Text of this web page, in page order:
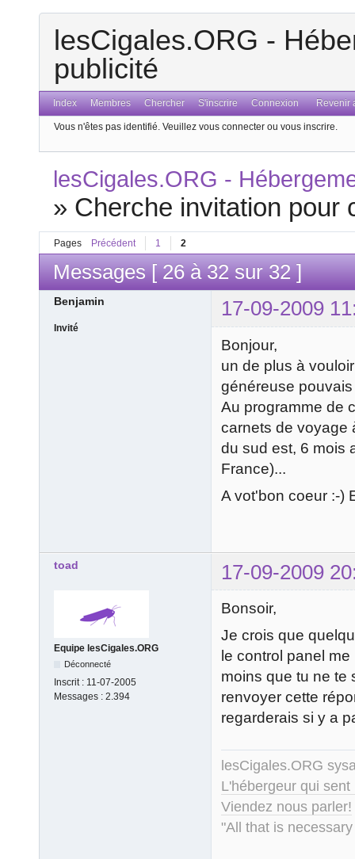
lesCigales.ORG -
publicité
Index Membres Chercher S'inscrire Connexion Revenir
Vous n'êtes pas identifié. Veuillez vous connecter ou vous inscrire.
lesCigales.ORG -
» Cherche invitation pour
Pages Précédent 1 2
Messages [ 26 à 32 sur 32 ]
Benjamin 17-09-2009
Invité
Bonjour,
un de plus à
généreuse
Au programme de
carnets de voyage
du sud est, 6 mois
France)...
A vot'bon coeur :-)
toad 17-09-2009
Equipe lesCigales.ORG
Déconnecté
Inscrit : 11-07-2005
Messages : 2.394
Bonsoir,
Je crois que
le control panel
moins que tu ne te
renvoyer cette
regarderais si y a
lesCigales.ORG
L'hébergeur qui
Viendez nous parler!
"All that is